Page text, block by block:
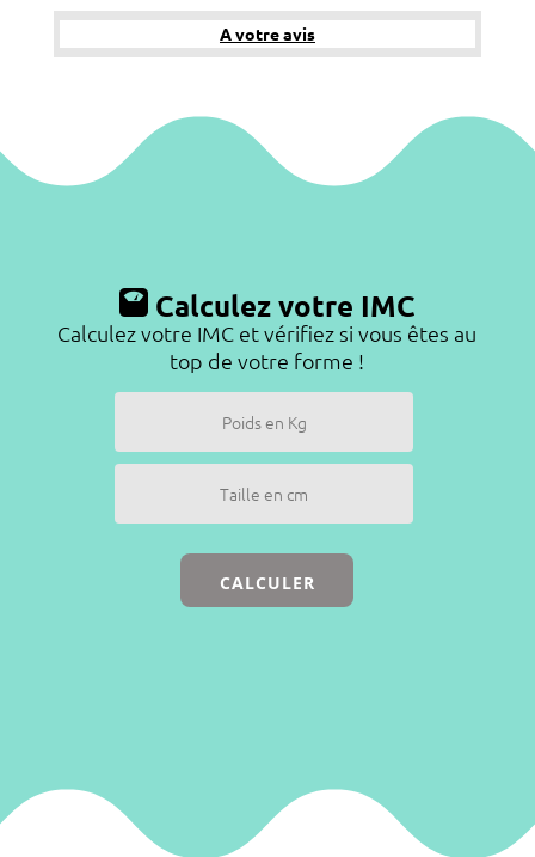
A votre avis
Calculez votre IMC
Calculez votre IMC et vérifiez si vous êtes au
top de votre forme !
CALCULER